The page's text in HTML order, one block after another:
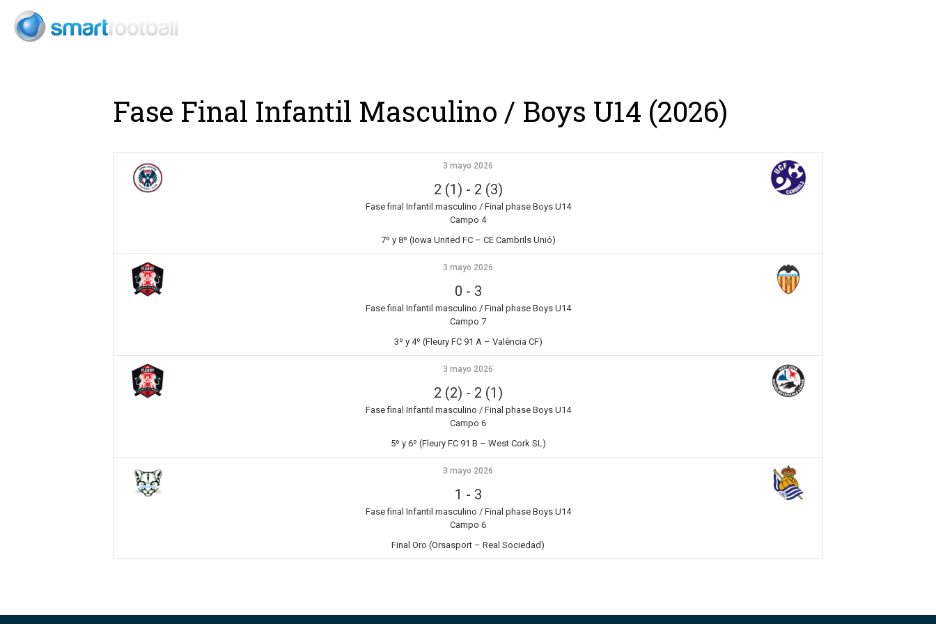
Fase Final Infantil Masculino / Boys U14 (2026)
3 mayo 2026
2 (1) - 2 (3)
Fase final Infantil masculino / Final phase Boys U14
Campo 4
7º y 8º (Iowa United FC – CE Cambrils Unió)
3 mayo 2026
0 - 3
Fase final Infantil masculino / Final phase Boys U14
Campo 7
3º y 4º (Fleury FC 91 A – València CF)
3 mayo 2026
2 (2) - 2 (1)
Fase final Infantil masculino / Final phase Boys U14
Campo 6
5º y 6º (Fleury FC 91 B – West Cork SL)
3 mayo 2026
1 - 3
Fase final Infantil masculino / Final phase Boys U14
Campo 6
Final Oro (Orsasport – Real Sociedad)